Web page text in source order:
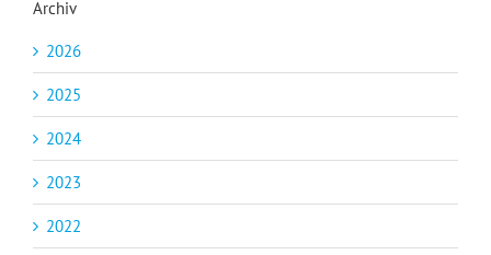
Archiv
2026
2025
2024
2023
2022